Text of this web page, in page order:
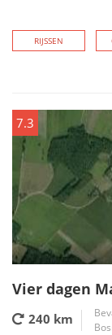
RIJSSEN
7.3
Vier dagen
240 km